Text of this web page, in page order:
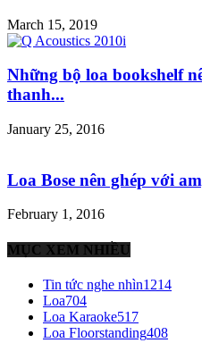
March 15, 2019
Những bộ loa bookshelf
thanh...
January 25, 2016
Loa Bose nên ghép với
February 1, 2016
MỤC XEM NHIỀU
Tin tức nghe nhìn1214
Loa704
Loa Karaoke517
Loa Floorstanding408